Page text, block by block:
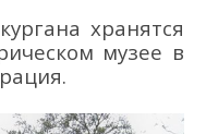
курганахранятся
музее в
.